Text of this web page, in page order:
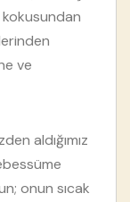
ve
aldığımız
onun sıcak